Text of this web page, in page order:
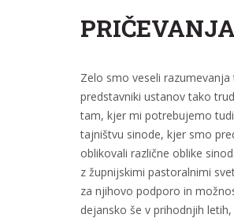
Zelo smo veseli
predstavniki ustanov tako
tam, kjer mi potrebujemo
tajništvu sinode, kjer smo
oblikovali različne oblike
z župnijskimi pastoralnimi
za njihovo podporo in
dejansko še v prihodnjih